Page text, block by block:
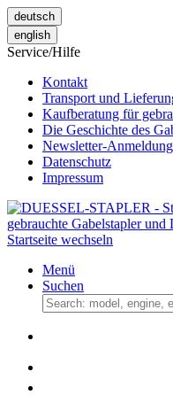
deutsch
english
Service/Hilfe
Kontakt
Transport und
Kaufberatung für
Die Geschichte des
Newsletter-Anmeldung
Datenschutz
Impressum
Menü
Suchen